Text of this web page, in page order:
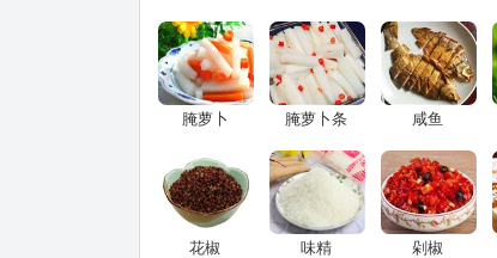
腌萝卜 腌萝卜条 咸鱼
花椒 味精 剁椒